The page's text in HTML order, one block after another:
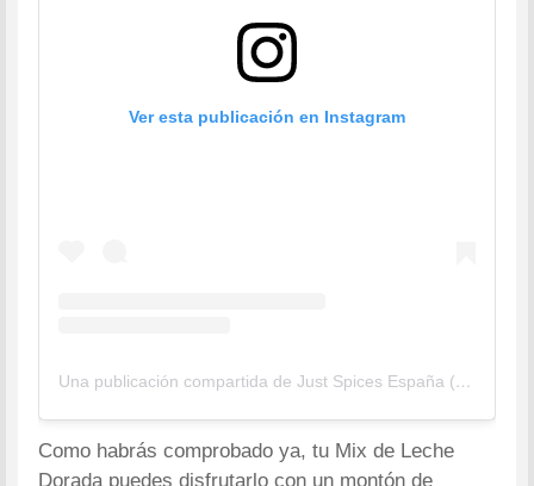
Ver esta publicación en Instagram
Una publicación compartida de Just Spices España (@justspices_es)
Como habrás comprobado ya, tu Mix de Leche
Dorada puedes disfrutarlo con un montón de